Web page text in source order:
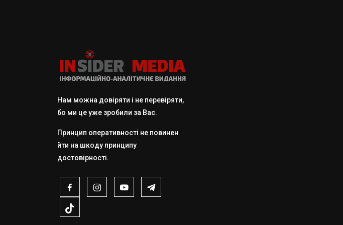
Нам можна довіряти і не перевіряти,
бо ми це уже зробили за Вас.
Принцип оперативності не повинен
йти на шкоду принципу
достовірності.